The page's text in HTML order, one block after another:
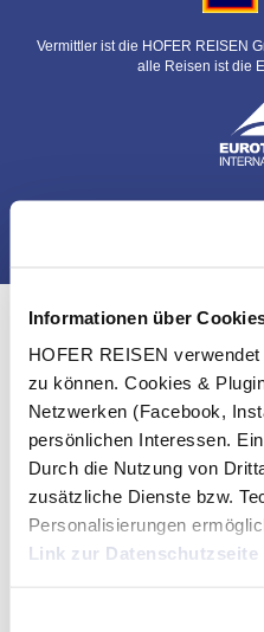
Informationen über
HOFER REISEN
zu können. Cookies &
Netzwerken (Facebook,
persönlichen Interessen.
Durch die Nutzung von
zusätzliche Dienste bzw.
Personalisierungen
Link zur Datenschutzseite
Vermittler ist die HOFER REISEN
alle Reisen ist die